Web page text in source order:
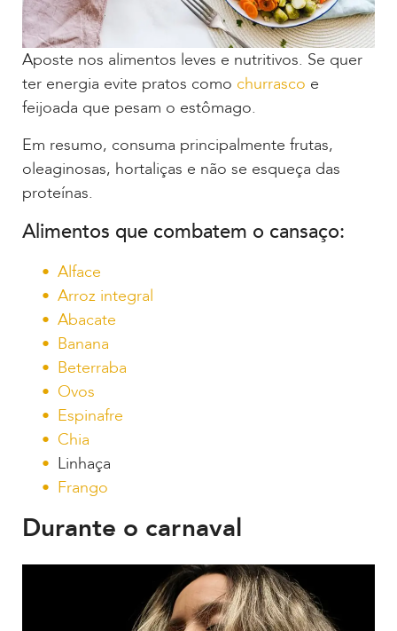
Aposte nos alimentos leves e nutritivos. Se quer
ter energia evite pratos como churrasco e
feijoada que pesam o estômago.
Em resumo, consuma principalmente frutas,
oleaginosas, hortaliças e não se esqueça das
proteínas.
Alimentos que combatem o cansaço:
Alface
Arroz integral
Abacate
Banana
Beterraba
Ovos
Espinafre
Chia
Linhaça
Frango
Durante o carnaval